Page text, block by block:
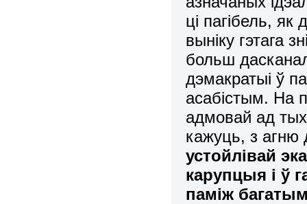
ці пагібель,
выніку гэтага
больш
дэмакратыі ў
асабістым. На
адмовай ад тых
кажуць, з
устойлівай
карупцыя і ў
паміж